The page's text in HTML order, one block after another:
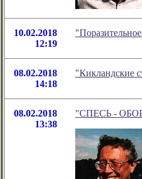
10.02.2018
12:19
08.02.2018
14:18
"Кикландские
08.02.2018
13:38
"СПЕСЬ -